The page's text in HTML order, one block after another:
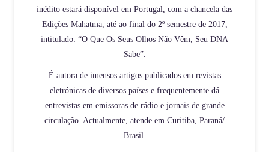
inédito estará disponível em Portugal, com a chancela das
Edições Mahatma, até ao final do 2º semestre de 2017,
intitulado: “O Que Os Seus Olhos Não Vêm, Seu DNA
Sabe”.
É autora de imensos artigos publicados em revistas
eletrónicas de diversos países e frequentemente dá
entrevistas em emissoras de rádio e jornais de grande
circulação. Actualmente, atende em Curitiba, Paraná/
Brasil.